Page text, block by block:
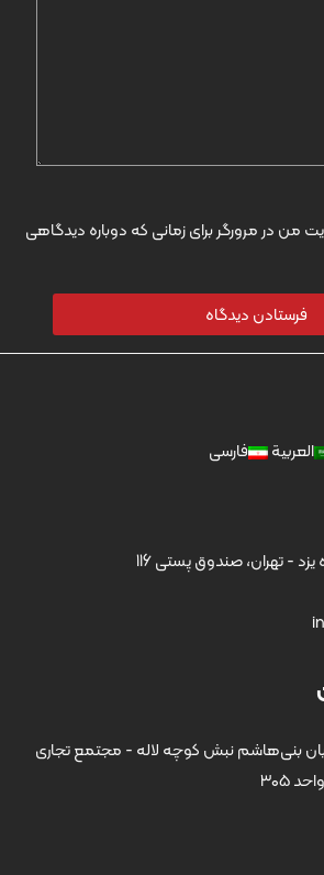
من در مرورگر برای زمانی که دوباره دیدگاهی
العربية فارسی
بنی‌هاشم نبش کوچه لاله - مجتمع تجاری
۳۰۵